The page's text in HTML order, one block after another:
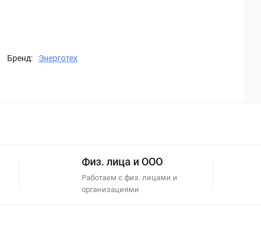
Бренд: Энерготех
Физ. лица и ООО
Работаем с физ. лицами и
организациями